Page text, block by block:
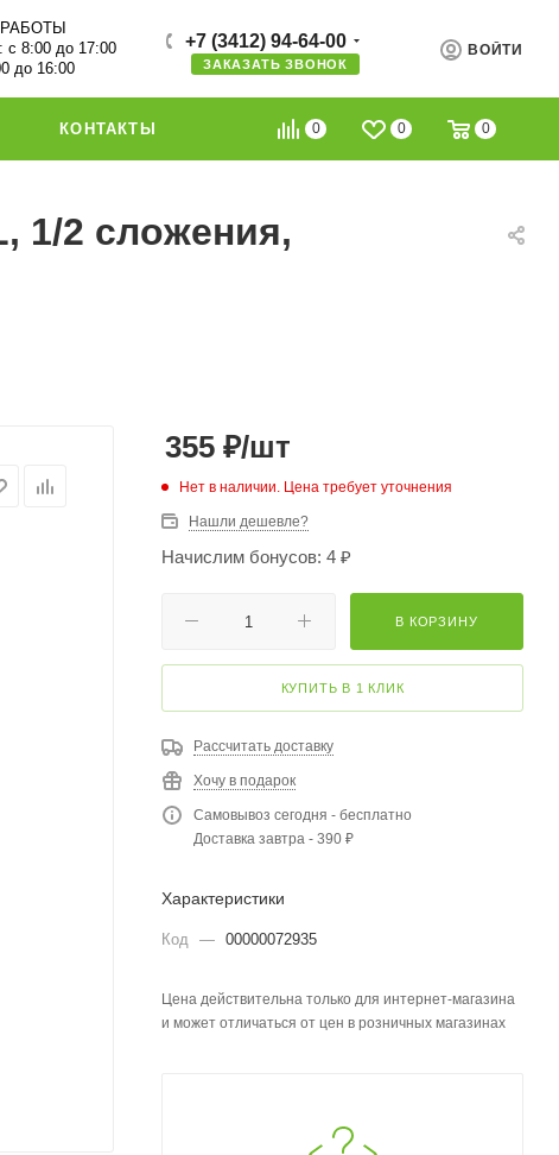
ВОЙТИ
с 8:00 до 17:00
до 16:00
+7 (3412) 94-64-00
ЗАКАЗАТЬ ЗВОНОК
0 0 0
КОНТАКТЫ
1/2 сложения,
355 ₽/шт
Нет в наличии. Цена требует уточнения
Нашли дешевле?
Начислим бонусов: 4 ₽
В КОРЗИНУ
КУПИТЬ В 1 КЛИК
Рассчитать доставку
Хочу в подарок
Самовывоз сегодня - бесплатно
Доставка завтра - 390 ₽
Характеристики
Код — 00000072935
Цена действительна только для интернет-магазина
и может отличаться от цен в розничных магазинах